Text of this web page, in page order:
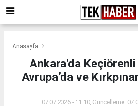
Anasayfa
Ankara'da
Avrupa’da ve
07.07.2026 - 11:10, Güncelleme: